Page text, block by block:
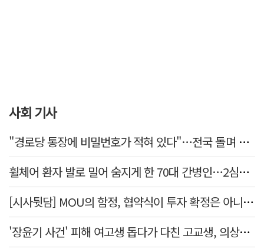
사회 기사
"경로당 통장에 비밀번호가 적혀 있다"…전국 돌며 경로당 13곳 턴 30대 구속
휠체어 환자 발로 밀어 숨지게 한 70대 간병인…2심도 집행유예
[시사뒷담] MOU의 함정, 협약식이 투자 확정은 아니긴 해
'장윤기 사건' 피해 여고생 돕다가 다친 고교생, 의상자 인정